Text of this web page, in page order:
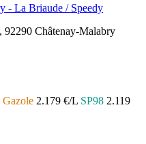
- La Briaude / Speedy
Châtenay-Malabry
Gazole 2.179 €/L SP98 2.119